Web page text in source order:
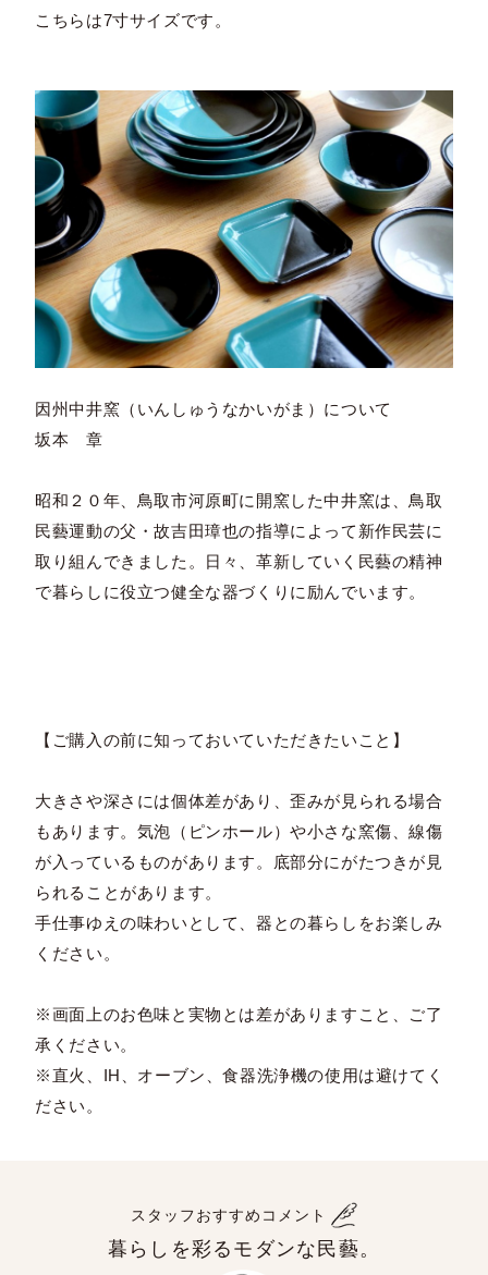
こちらは7寸サイズです。
因州中井窯（いんしゅうなかいがま）について
坂本 章
昭和２０年、鳥取市河原町に開窯した中井窯は、鳥取
民藝運動の父・故吉田璋也の指導によって新作民芸に
取り組んできました。日々、革新していく民藝の精神
で暮らしに役立つ健全な器づくりに励んでいます。
【ご購入の前に知っておいていただきたいこと】
大きさや深さには個体差があり、歪みが見られる場合
もあります。気泡（ピンホール）や小さな窯傷、線傷
が入っているものがあります。底部分にがたつきが見
られることがあります。
手仕事ゆえの味わいとして、器との暮らしをお楽しみ
ください。
※画面上のお色味と実物とは差がありますこと、ご了
承ください。
※直火、IH、オーブン、食器洗浄機の使用は避けてく
ださい。
スタッフおすすめコメント
暮らしを彩るモダンな民藝。